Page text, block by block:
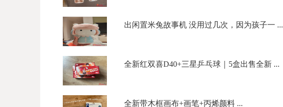
出闲置米兔故事机 没用过几次，因为孩子一 ...
全新红双喜D40+三星乒乓球｜5盒出售全新 ...
全新带木框画布+画笔+丙烯颜料 ...